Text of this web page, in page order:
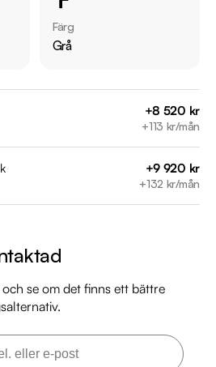
09-30
garanti
kopa-bil/peugeot/zcs597/
bilen
och tillval
Färg
Grå
+8 520 kr
+113 kr/mån
+9 920 kr
+132 kr/mån
se om det finns ett bättre